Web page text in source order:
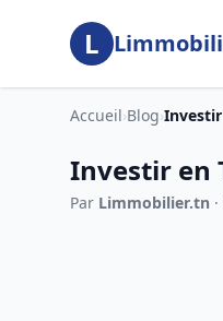
Aller au contenu principal
L
Accueil›Blog›Investir
Investir en
Par Limmobilier.tn